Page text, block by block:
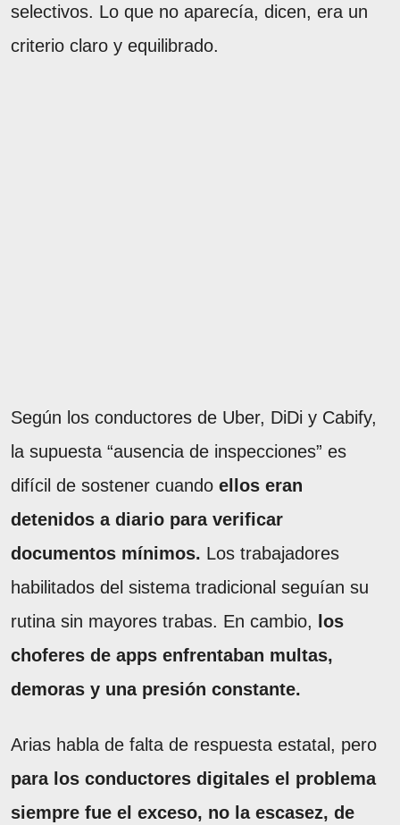
selectivos. Lo que no aparecía, dicen, era un
criterio claro y equilibrado.
Según los conductores de Uber, DiDi y Cabify,
la supuesta “ausencia de inspecciones” es
difícil de sostener cuando ellos eran
detenidos a diario para verificar
documentos mínimos. Los trabajadores
habilitados del sistema tradicional seguían su
rutina sin mayores trabas. En cambio, los
choferes de apps enfrentaban multas,
demoras y una presión constante.
Arias habla de falta de respuesta estatal, pero
para los conductores digitales el problema
siempre fue el exceso, no la escasez, de